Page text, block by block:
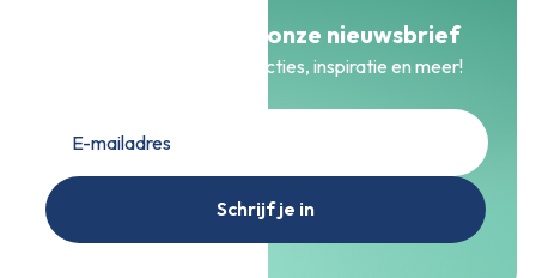
Meld je aan voor onze nieuwsbrief
Blijf op de hoogte van acties, inspiratie en meer!
Schrijf je in